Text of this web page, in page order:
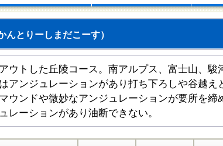
んとりーしまだこーす）
ウトした丘陵コース。南アルプス、富士山、駿
アンジュレーションがあり打ち下ろしや谷越え
ウンドや微妙なアンジュレーションが要所を締
レーションがあり油断できない。